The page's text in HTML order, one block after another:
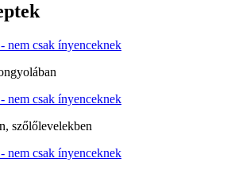
szőlőlevelekben